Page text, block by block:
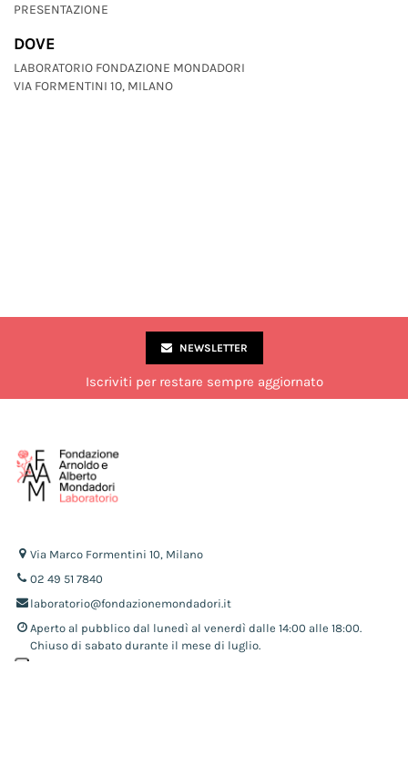
PRESENTAZIONE
DOVE
LABORATORIO FONDAZIONE MONDADORI
VIA FORMENTINI 10, MILANO
NEWSLETTER
Iscriviti per restare sempre aggiornato
Via Marco Formentini 10, Milano
02 49 51 7840
laboratorio@fondazionemondadori.it
Aperto al pubblico dal lunedì al venerdì dalle 14:00 alle 18:00.
Chiuso di sabato durante il mese di luglio.